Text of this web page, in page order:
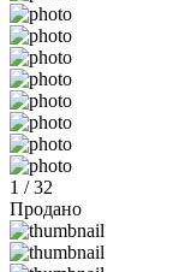
1 / 32
Продано